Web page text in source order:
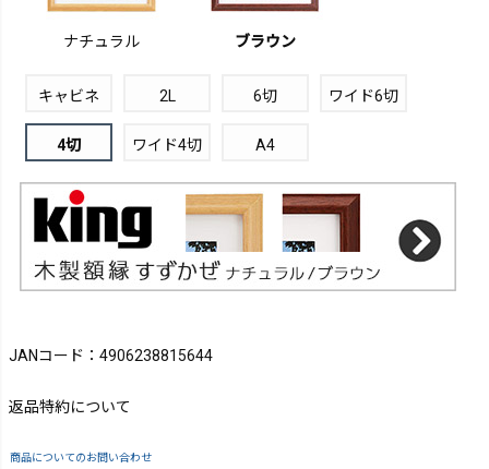
ナチュラル ブラウン
キャビネ 2L 6切 ワイド6切
4切 ワイド4切 A4
JANコード：4906238815644
返品特約について
商品についてのお問い合わせ